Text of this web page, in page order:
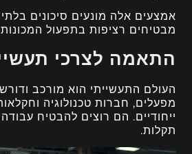
אמצעים אלה מונעים סיכונים
מבטיחים רציפות בתפעול
התאמה לצרכי
העולם התעשייתי הוא מורכב
מפעלים, חברות טכנולוגיה
ייחודיים. הם רוצים להבטיח
תקלות.